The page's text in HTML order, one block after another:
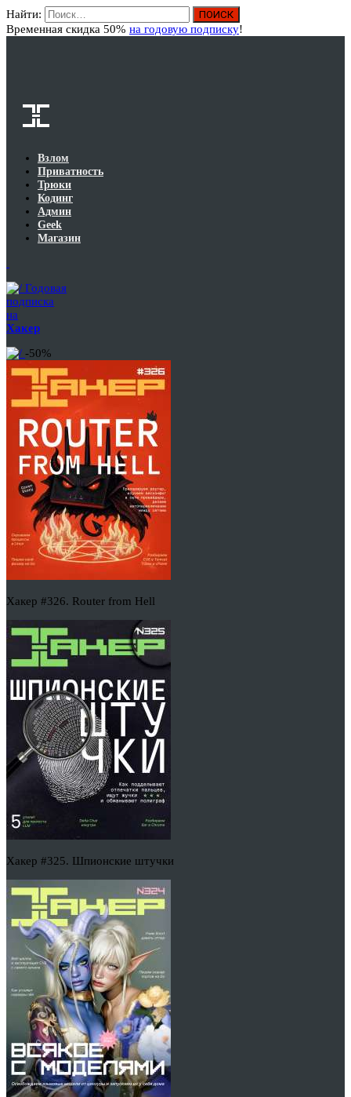
Найти:
Временная скидка 50% на годовую подписку!
Взлом
Приватность
Трюки
Кодинг
Админ
Geek
Магазин
Годовая
подписка
на
Хакер
-50%
Хакер #326. Router from Hell
Хакер #325. Шпионские штучки